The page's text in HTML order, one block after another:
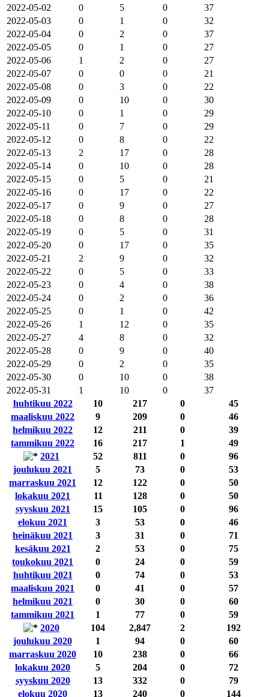
2022-05-02
0 5 0
37
2022-05-03
0 1 0
32
2022-05-04
0 2 0
37
2022-05-05
0 1 0
27
2022-05-06
1 2 0
27
2022-05-07
0 0 0
21
2022-05-08
0 3 0
22
2022-05-09
0 10 0
30
2022-05-10
0 1 0
29
2022-05-11
0 7 0
29
2022-05-12
0 8 0
22
2022-05-13
2 17 0
28
2022-05-14
0 10 0
28
2022-05-15
0 5 0
21
2022-05-16
0 17 0
22
2022-05-17
0 9 0
27
2022-05-18
0 8 0
28
2022-05-19
0 5 0
31
2022-05-20
0 17 0
35
2022-05-21
2 9 0
32
2022-05-22
0 5 0
33
2022-05-23
0 4 0
38
2022-05-24
0 2 0
36
2022-05-25
0 1 0
42
2022-05-26
1 12 0
35
2022-05-27
4 8 0
32
2022-05-28
0 9 0
40
2022-05-29
0 2 0
35
2022-05-30
0 10 0
38
2022-05-31
1 10 0
37
huhtikuu 2022
10 217 0
45
maaliskuu 2022
9 209 0
46
helmikuu 2022
12 211 0
39
tammikuu 2022
16 217 1
49
2021
52 811 0
96
joulukuu 2021
5 73 0
53
marraskuu 2021
12 122 0
50
lokakuu 2021
11 128 0
50
syyskuu 2021
15 105 0
96
elokuu 2021
3 53 0
46
heinäkuu 2021
3 31 0
71
kesäkuu 2021
2 53 0
75
toukokuu 2021
0 24 0
59
huhtikuu 2021
0 74 0
53
maaliskuu 2021
0 41 0
57
helmikuu 2021
0 30 0
60
tammikuu 2021
1 77 0
59
2020
104 2,847 2
192
joulukuu 2020
1 94 0
60
marraskuu 2020
10 238 0
66
lokakuu 2020
5 204 0
72
syyskuu 2020
13 332 0
79
elokuu 2020
13 240 0 144